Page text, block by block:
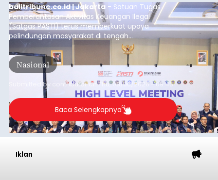
balitribune.co.id | Jakarta - Satuan Tugas
Pemberantasan Aktivitas Keuangan Ilegal
(Satgas PASTI) terus memperkuat upaya
pelindungan masyarakat di tengah
meningkatnya ancaman penipuan digital yang
semakin kompleks.
Nasional
Submitted by contributoronThu, 08/06/2026 - 09:45
Baca Selengkapnya
Iklan